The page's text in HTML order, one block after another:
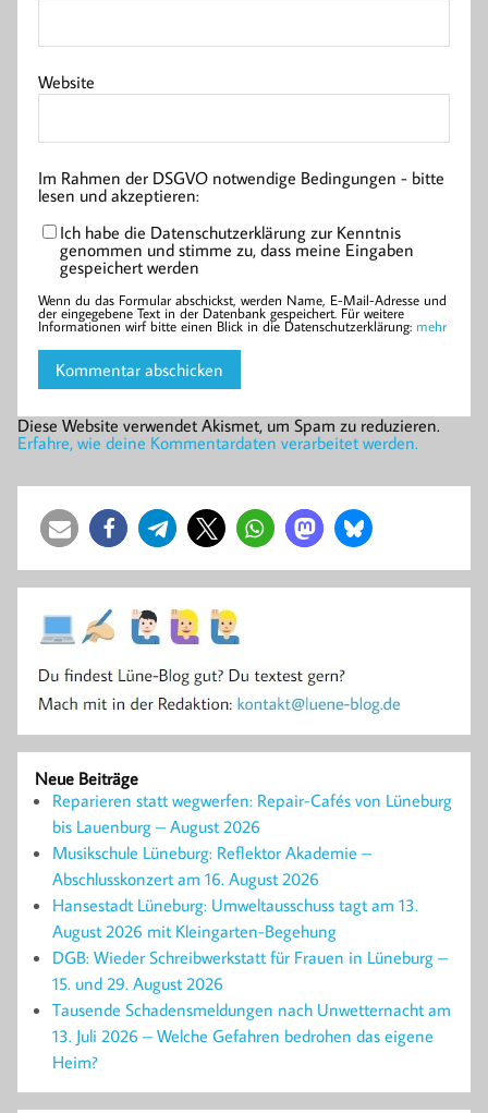
Website
Im Rahmen der DSGVO notwendige Bedingungen - bitte
lesen und akzeptieren:
Ich habe die Datenschutzerklärung zur Kenntnis
genommen und stimme zu, dass meine Eingaben
gespeichert werden
Wenn du das Formular abschickst, werden Name, E-Mail-Adresse und
der eingegebene Text in der Datenbank gespeichert. Für weitere
Informationen wirf bitte einen Blick in die Datenschutzerklärung: mehr
Diese Website verwendet Akismet, um Spam zu reduzieren.
Erfahre, wie deine Kommentardaten verarbeitet werden.
Neue Beiträge
Reparieren statt wegwerfen: Repair-Cafés von Lüneburg
bis Lauenburg – August 2026
Musikschule Lüneburg: Reflektor Akademie –
Abschlusskonzert am 16. August 2026
Hansestadt Lüneburg: Umweltausschuss tagt am 13.
August 2026 mit Kleingarten-Begehung
DGB: Wieder Schreibwerkstatt für Frauen in Lüneburg –
15. und 29. August 2026
Tausende Schadensmeldungen nach Unwetternacht am
13. Juli 2026 – Welche Gefahren bedrohen das eigene
Heim?